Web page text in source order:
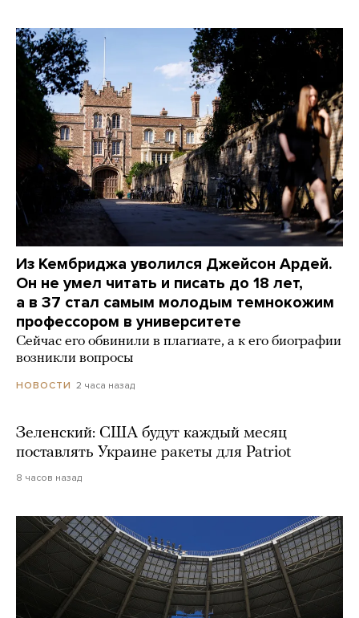
Из Кембриджа уволился Джейсон Ардей.
Он не умел читать и писать до 18 лет,
а в 37 стал самым молодым темнокожим
профессором в университете
Сейчас его обвинили в плагиате, а к его биографии
возникли вопросы
НОВОСТИ 2 часа назад
Зеленский: США будут каждый месяц
поставлять Украине ракеты для Patriot
8 часов назад